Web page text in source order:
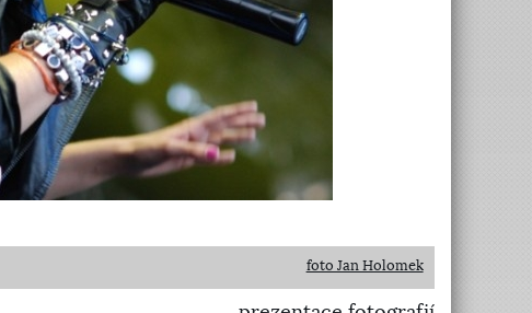
foto Jan Holomek